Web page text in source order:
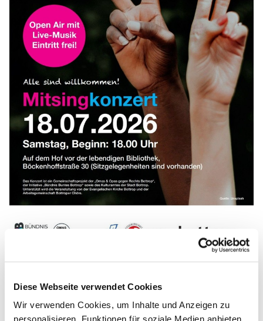
Diese Webseite verwendet Cookies
Wir verwenden Cookies, um Inhalte und Anzeigen zu
personalisieren, Funktionen für soziale Medien anbieten
Das Konzert ist ein Gemeinschaftsprojekt der „Omas &
Opas gegen Rechts Bottrop“, der Initiative „Bündnis
Buntes Bottrop“ sowie des Kulturamtes der Stadt